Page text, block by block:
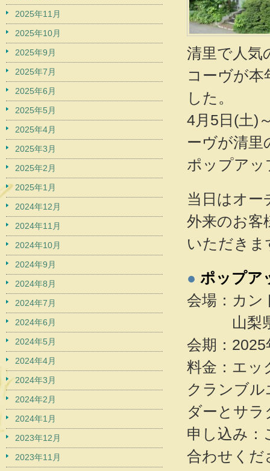
清里で人気
コーヴが
した。
4月5日(土)
ーヴが清
ポップア
当日はオー
外来のお客
いただきま
● ポップア
会場：カン
山梨県北
会期：
料金：エッ
クランブ
ダーとサラ
申し込み：
合わせくだ
2025年11月
2025年10月
2025年9月
2025年7月
2025年6月
2025年5月
2025年4月
2025年3月
2025年2月
2025年1月
2024年12月
2024年11月
2024年10月
2024年9月
2024年8月
2024年7月
2024年6月
2024年5月
2024年4月
2024年3月
2024年2月
2024年1月
2023年12月
2023年11月